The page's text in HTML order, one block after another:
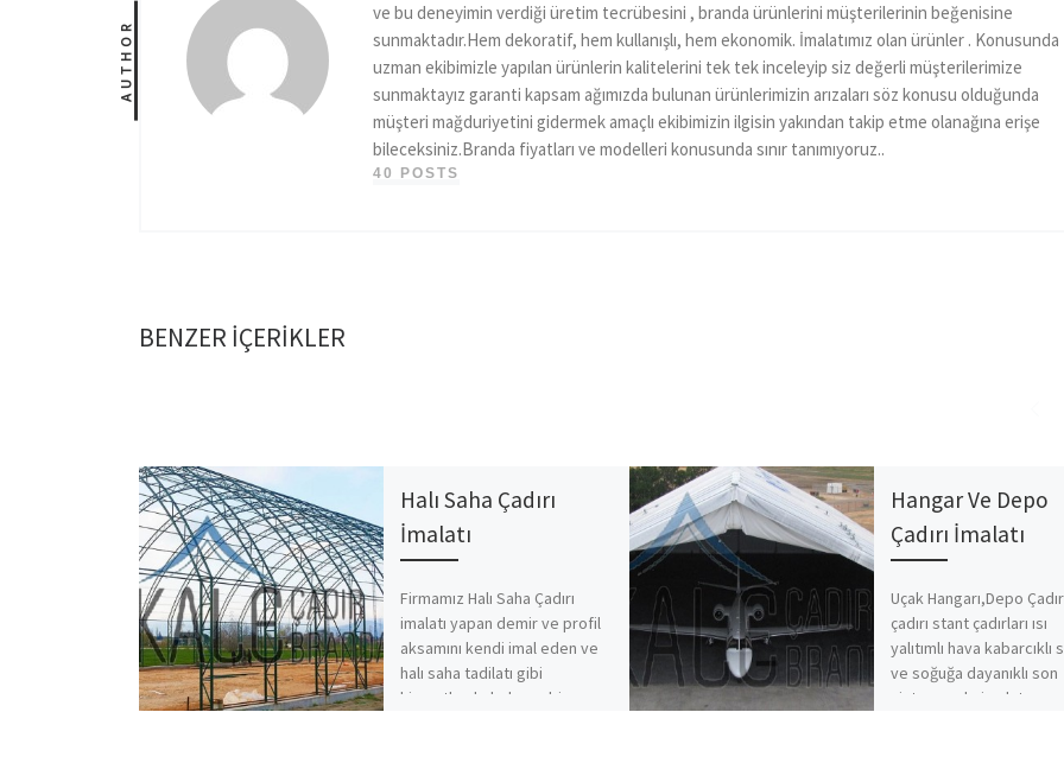
AUTHOR
ve bu deneyimin verdiği üretim tecrübesini , branda ürünlerini müşterilerinin beğenisine
sunmaktadır.Hem dekoratif, hem kullanışlı, hem ekonomik. İmalatımız olan ürünler . Konusunda
uzman ekibimizle yapılan ürünlerin kalitelerini tek tek inceleyip siz değerli müşterilerimize
sunmaktayız garanti kapsam ağımızda bulunan ürünlerimizin arızaları söz konusu olduğunda
müşteri mağduriyetini gidermek amaçlı ekibimizin ilgisin yakından takip etme olanağına erişe
bileceksiniz.Branda fiyatları ve modelleri konusunda sınır tanımıyoruz..
40 POSTS
BENZER IÇERIKLER
Halı Saha Çadırı
İmalatı
Firmamız Halı Saha Çadırı
imalatı yapan demir ve profil
aksamını kendi imal eden ve
halı saha tadilatı gibi
hizmetlerde bulunan bir
Hangar Ve Depo
Çadırı İmalatı
Uçak Hangarı,Depo
çadırı stant çadırları ısı
yalıtımlı hava kabarcıklı
ve soğuğa dayanıklı son
sistem çadır imalatı.